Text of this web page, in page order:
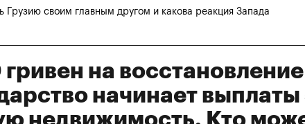
Грузию своим главным другом и какова реакция Запада
на восстановление
начинает выплаты